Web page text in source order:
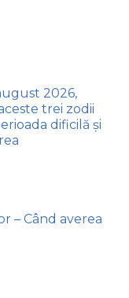
2026,
trei zodii
dificilă și
– Când averea